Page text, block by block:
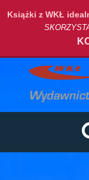
Książki z WKŁ